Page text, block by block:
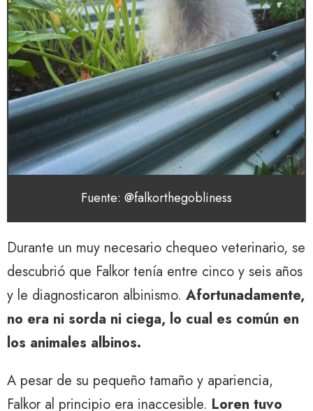
Fuente: @falkorthegobliness
Durante un muy necesario chequeo veterinario, se
descubrió que Falkor tenía entre cinco y seis años
y le diagnosticaron albinismo. Afortunadamente,
no era ni sorda ni ciega, lo cual es común en
los animales albinos.
A pesar de su pequeño tamaño y apariencia,
Falkor al principio era inaccesible. Loren tuvo